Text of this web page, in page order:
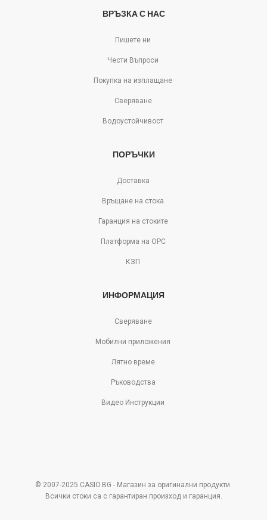
ВРЪЗКА С НАС
Пишете ни
Чести Въпроси
Покупка на изплащане
Сверяване
Водоустойчивост
ПОРЪЧКИ
Доставка
Връщане на стока
Гаранция на стоките
Платформа на ОРС
КЗП
ИНФОРМАЦИЯ
Сверяване
Мобилни приложения
Лятно време
Ръководства
Видео Инструкции
© 2007-2025 CASIO.BG - Магазин за оригинални продукти.
Всички стоки са с гарантиран произход и гаранция.